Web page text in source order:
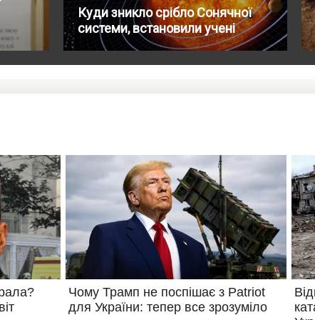
Куди зникло срібло Сонячної
системи, встановили учені